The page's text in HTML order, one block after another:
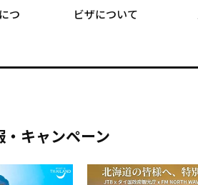
つ
ビザについて
キャンペーン